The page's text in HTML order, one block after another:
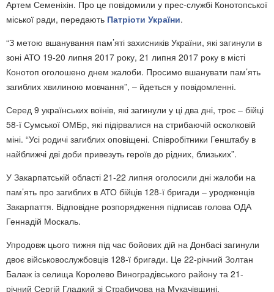
Артем Семеніхін. Про це повідомили у прес-службі Конотопської
міської ради, передають Патріоти України.
“З метою вшанування пам’яті захисників України, які загинули в
зоні АТО 19-20 липня 2017 року, 21 липня 2017 року в місті
Конотоп оголошено днем жалоби. Просимо вшанувати пам’ять
загиблих хвилиною мовчання”, – йдеться у повідомленні.
Серед 9 українських воїнів, які загинули у ці два дні, троє – бійці
58-ї Сумської ОМБр, які підірвалися на стрибаючій осколковій
міні. “Усі родичі загиблих оповіщені. Співробітники Генштабу в
найближчі дві доби привезуть героїв до рідних, близьких”.
У Закарпатській області 21-22 липня оголосили дні жалоби на
пам’ять про загиблих в АТО бійців 128-ї бригади – уродженців
Закарпаття. Відповідне розпорядження підписав голова ОДА
Геннадій Москаль.
Упродовж цього тижня під час бойових дій на Донбасі загинули
двоє військовослужбовців 128-ї бригади. Це 22-річний Золтан
Балаж із селища Королево Виноградівського району та 21-
річний Сергій Гладкий зі Страбичова на Мукачівщині.